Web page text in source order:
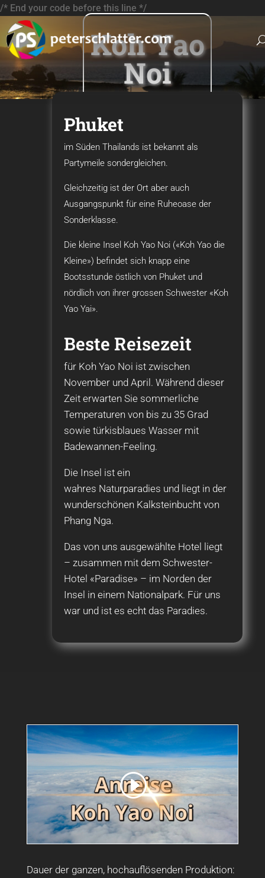
/* End your code before this line */
Koh Yao
Noi
Phuket
im Süden Thailands ist bekannt als
Partymeile sondergleichen.
Gleichzeitig ist der Ort aber auch
Ausgangspunkt für eine Ruheoase der
Sonderklasse.
Die kleine Insel Koh Yao Noi («Koh Yao die
Kleine») befindet sich knapp eine
Bootsstunde östlich von Phuket und
nördlich von ihrer grossen Schwester «Koh
Yao Yai».
Beste Reisezeit
für Koh Yao Noi ist zwischen
November und April. Während dieser
Zeit erwarten Sie sommerliche
Temperaturen von bis zu 35 Grad
sowie türkisblaues Wasser mit
Badewannen-Feeling.
Die Insel ist ein
wahres Naturparadies und liegt in der
wunderschönen Kalksteinbucht von
Phang Nga.
Das von uns ausgewählte Hotel liegt
– zusammen mit dem Schwester-
Hotel «Paradise» – im Norden der
Insel in einem Nationalpark. Für uns
war und ist es echt das Paradies.
Dauer der ganzen, hochauflösenden Produktion: